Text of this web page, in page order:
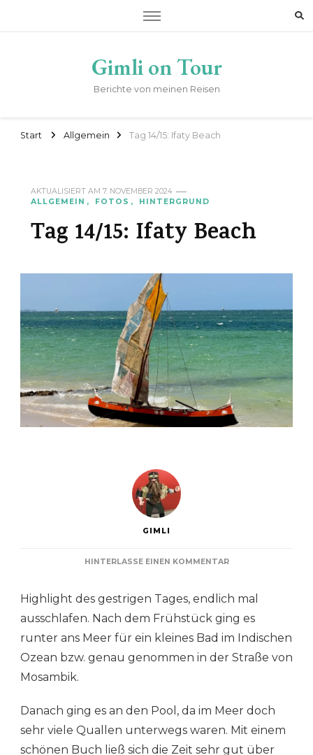
Gimli on Tour
Berichte von meinen Reisen
Start Allgemein Tag 14/15: Ifaty Beach
AKTUALISIERT AM 7. NOVEMBER 2024
ALLGEMEIN
FOTOS HINTERGRUND
Tag 14/15: Ifaty Beach
GIMLI
HINTERLASSE EINEN KOMMENTARZU
IFATY
Highlight des gestrigen Tages, endlich mal
ausschlafen. Nach dem Frühstück ging es
runter ans Meer für ein kleines Bad im Indischen
Ozean bzw. genau genommen in der Straße von
Mosambik.
Danach ging es an den Pool, da im Meer doch
sehr viele Quallen unterwegs waren. Mit einem
schönen Buch ließ sich die Zeit sehr gut über